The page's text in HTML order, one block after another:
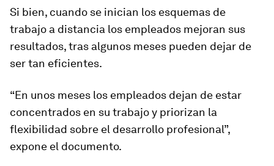
Si bien, cuando se inician los esquemas de
trabajo a distancia los empleados mejoran sus
resultados, tras algunos meses pueden dejar de
ser tan eficientes.
“En unos meses los empleados dejan de estar
concentrados en su trabajo y priorizan la
flexibilidad sobre el desarrollo profesional”,
expone el documento.